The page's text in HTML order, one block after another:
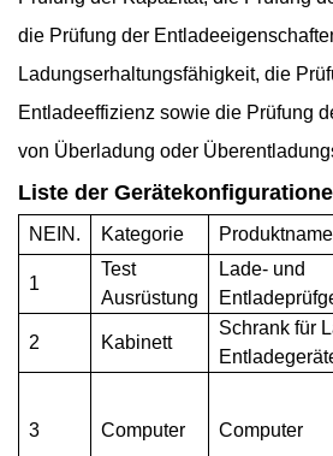
die Prüfung der
Ladungserhaltungsfähigkeit, die
Entladeeffizienz sowie die Prüfung
von Überladung oder
Liste der
NEIN. Kategorie Produktname
1
Test
Ausrüstung
Lade- und
2 Kabinett
Schrank für
3 Computer Computer